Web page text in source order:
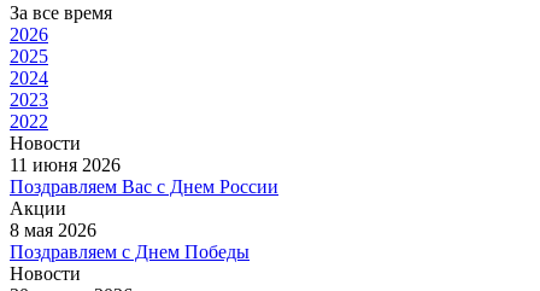
За все время
2026
2025
2024
2023
2022
Новости
11 июня 2026
Поздравляем Вас с Днем России
Акции
8 мая 2026
Поздравляем c Днем Победы
Новости